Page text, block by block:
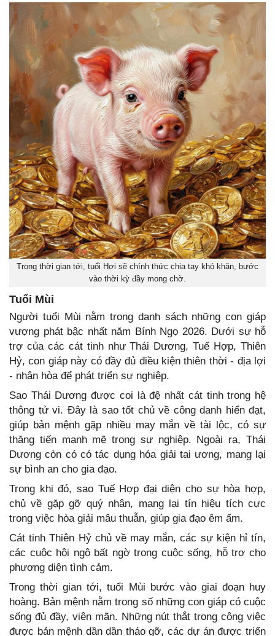
Trong thời gian tới, tuổi Hợi sẽ chính thức chia tay khó khăn, bước
vào thời kỳ đầy mong chờ.
Tuổi Mùi
Người tuổi Mùi nằm trong danh sách những con giáp
vượng phát bậc nhất năm Bính Ngọ 2026. Dưới sự hỗ
trợ của các cát tinh như Thái Dương, Tuế Hợp, Thiên
Hỷ, con giáp này có đầy đủ điều kiện thiên thời - địa lợi
- nhân hòa để phát triển sự nghiệp.
Sao Thái Dương được coi là đệ nhất cát tinh trong hệ
thông tử vi. Đây là sao tốt chủ về công danh hiển đạt,
giúp bản mệnh gặp nhiều may mắn về tài lộc, có sự
thăng tiến mạnh mẽ trong sự nghiệp. Ngoài ra, Thái
Dương còn có có tác dụng hóa giải tai ương, mang lại
sự bình an cho gia đạo.
Trong khi đó, sao Tuế Hợp đại diện cho sự hòa hợp,
chủ về gặp gỡ quý nhân, mang lại tín hiệu tích cực
trong việc hòa giải mâu thuẫn, giúp gia đạo êm ấm.
Cát tinh Thiên Hỷ chủ về may mắn, các sự kiện hỉ tín,
các cuộc hội ngộ bất ngờ trong cuộc sống, hỗ trợ cho
phương diện tình cảm.
Trong thời gian tới, tuổi Mùi bước vào giai đoạn huy
hoàng. Bản mệnh nằm trong số những con giáp có cuộc
sống đủ đầy, viên mãn. Những nút thắt trong công việc
được bản mệnh dần dần tháo gỡ, các dự án được triển